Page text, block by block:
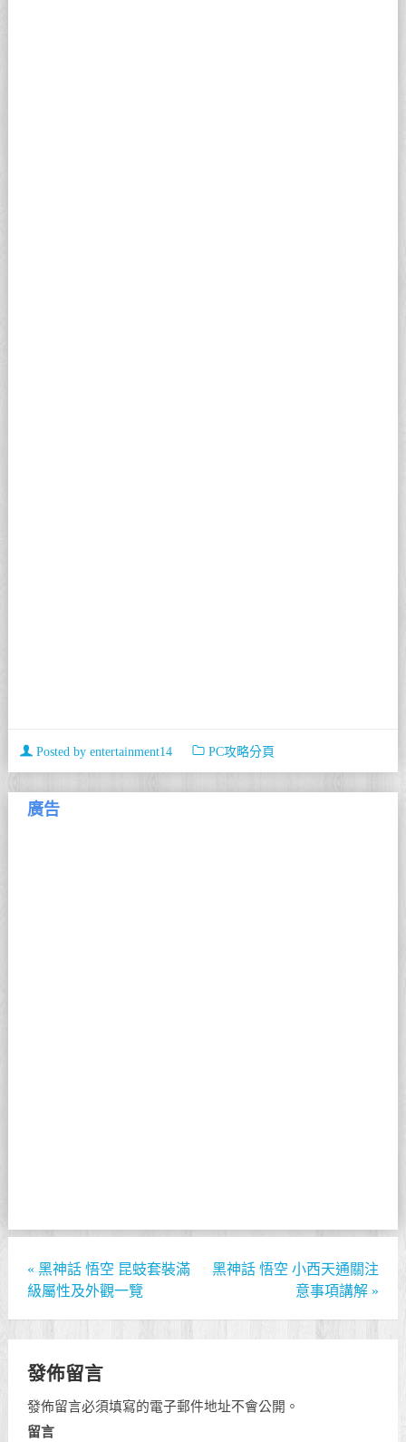
Posted by entertainment14 PC攻略分頁
廣告
« 黑神話 悟空 昆蚑套裝滿
級屬性及外觀一覽
黑神話 悟空 小西天通關注
意事項講解 »
發佈留言
發佈留言必須填寫的電子郵件地址不會公開。
留言